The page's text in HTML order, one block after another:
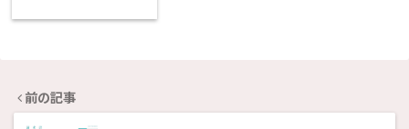
前の記事